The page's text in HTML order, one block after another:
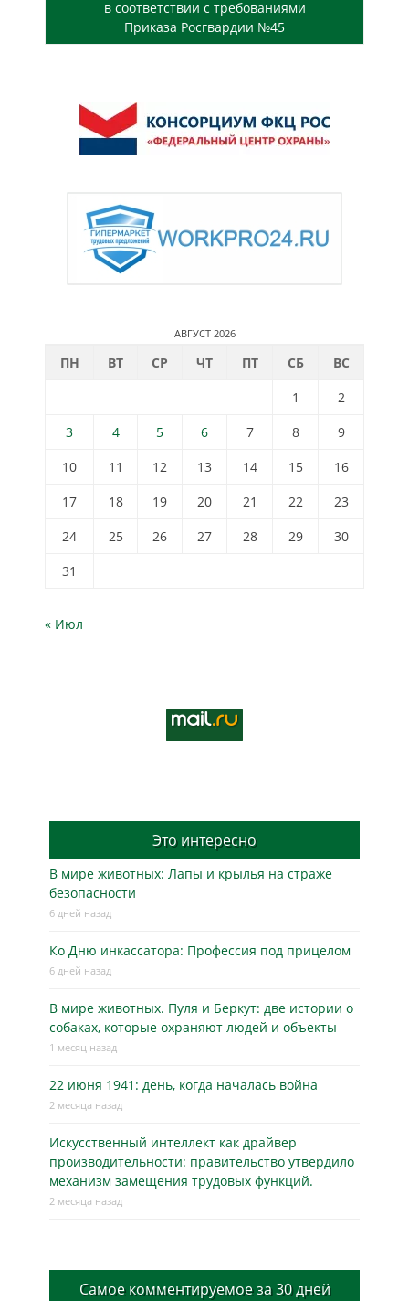
в соответствии с требованиями
Приказа Росгвардии №45
АВГУСТ 2026
ПН ВТ СР ЧТ ПТ СБ
ВС
1
2
3
4 5 6 7 8
9
10
11 12 13 14 15
16
17
18 19 20 21 22
23
24
25 26 27 28 29
30
31
« Июл
Это интересно
В мире животных: Лапы и крылья на страже
безопасности
6 дней назад
Ко Дню инкассатора: Профессия под прицелом
6 дней назад
В мире животных. Пуля и Беркут: две истории о
собаках, которые охраняют людей и объекты
1 месяц назад
22 июня 1941: день, когда началась война
2 месяца назад
Искусственный интеллект как драйвер
производительности: правительство утвердило
механизм замещения трудовых функций.
2 месяца назад
Самое комментируемое за 30 дней